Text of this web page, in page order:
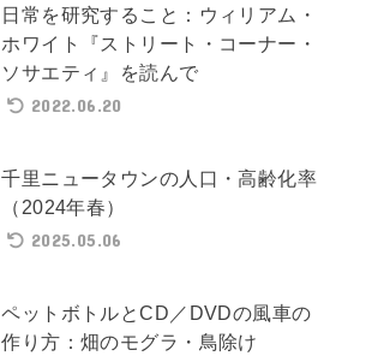
日常を研究すること：ウィリアム・
ホワイト『ストリート・コーナー・
ソサエティ』を読んで
2022.06.20
千里ニュータウンの人口・高齢化率
（2024年春）
2025.05.06
ペットボトルとCD／DVDの風車の
作り方：畑のモグラ・鳥除け